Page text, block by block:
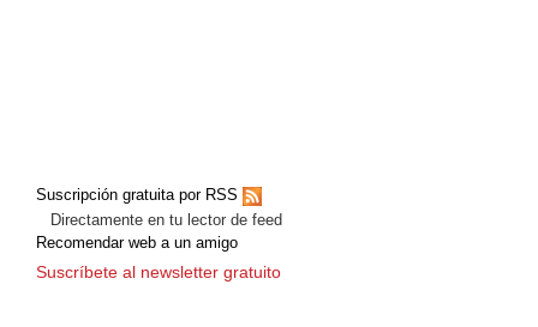
Suscripción gratuita por RSS
Directamente en tu lector de feed
Recomendar web a un amigo
Suscríbete al newsletter gratuito